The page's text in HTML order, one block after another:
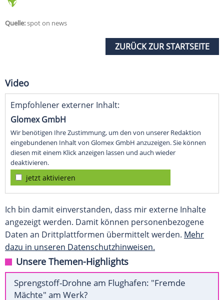
Quelle:spot on news
ZURÜCK ZUR STARTSEITE
Video
Empfohlener externer Inhalt:
Glomex GmbH
Wir benötigen Ihre Zustimmung, um den von unserer Redaktion
eingebundenen Inhalt von Glomex GmbH anzuzeigen. Sie können
diesen mit einem Klick anzeigen lassen und auch wieder
deaktivieren.
jetzt aktivieren
Ich bin damit einverstanden, dass mir externe Inhalte
angezeigt werden. Damit können personenbezogene
Daten an Drittplattformen übermittelt werden. Mehr
dazu in unseren Datenschutzhinweisen.
Unsere Themen-Highlights
Sprengstoff-Drohne am Flughafen: "Fremde
Mächte" am Werk?